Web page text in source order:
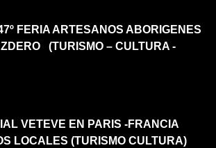
FERIA ARTESANOS ABORIGENES
(TURISMO – CULTURA -
VETEVE EN PARIS -FRANCIA
LOCALES (TURISMO CULTURA)